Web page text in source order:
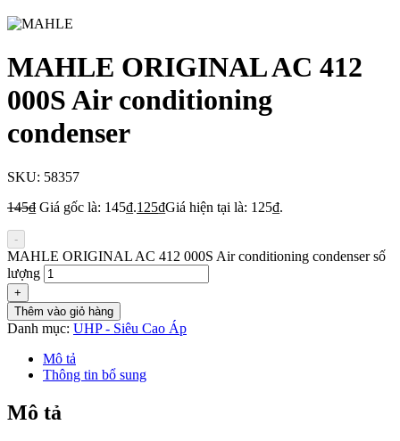
MAHLE ORIGINAL AC 412
000S Air conditioning
condenser
SKU: 58357
145₫ Giá gốc là: 145₫.125₫Giá hiện tại là: 125₫.
-
MAHLE ORIGINAL AC 412 000S Air conditioning condenser số
lượng
+
Thêm vào giỏ hàng
Danh mục: UHP - Siêu Cao Áp
Mô tả
Thông tin bổ sung
Mô tả